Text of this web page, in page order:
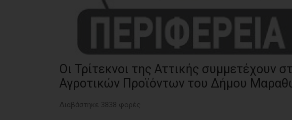
Οι Τρίτεκνοι της Αττικής συμμετέχουν
Αγροτικών Προϊόντων του Δήμου
Διαβάστηκε 3838 φορές